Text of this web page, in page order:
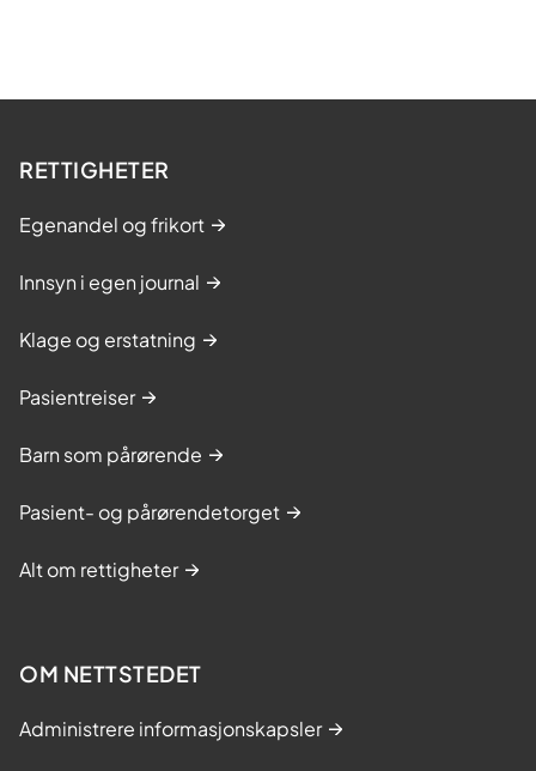
RETTIGHETER
Egenandel og frikort
Innsyn i egen journal
Klage og erstatning
Pasientreiser
Barn som pårørende
Pasient- og pårørendetorget
Alt om rettigheter
OM NETTSTEDET
Administrere informasjonskapsler